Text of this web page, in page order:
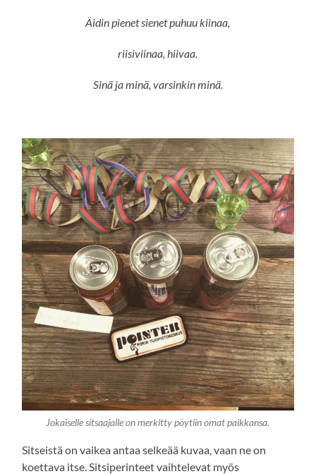
Äidin pienet sienet puhuu kiinaa,
riisiviinaa, hiivaa.
Sinä ja minä, varsinkin minä.
Jokaiselle sitsaajalle on merkitty pöytiin omat paikkansa.
Sitseistä on vaikea antaa selkeää kuvaa, vaan ne on
koettava itse. Sitsiperinteet vaihtelevat myös